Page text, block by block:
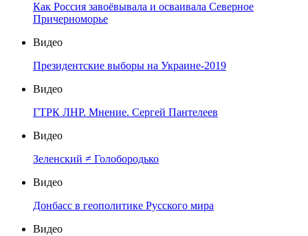
Как Россия завоёвывала и осваивала Северное
Причерноморье
Видео
Президентские выборы на Украине-2019
Видео
ГТРК ЛНР. Мнение. Сергей Пантелеев
Видео
Зеленский ≠ Голобородько
Видео
Донбасс в геополитике Русского мира
Видео